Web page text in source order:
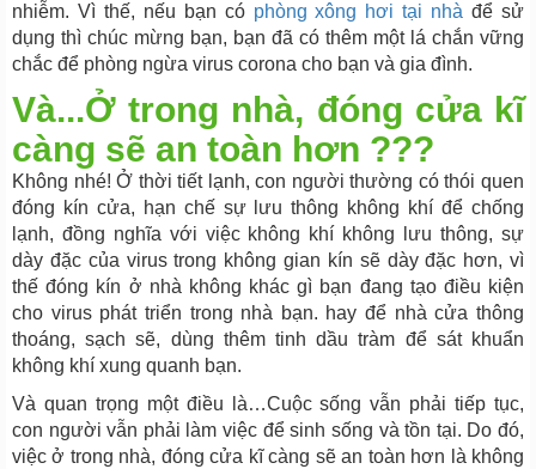
nhiễm. Vì thế, nếu bạn có phòng xông hơi tại nhàđể sử
dụng thì chúc mừng bạn, bạn đã có thêm một lá chắn vững
chắc để phòng ngừa virus corona cho bạn và gia đình.
Và...Ở trong nhà, đóng cửa kĩ
càng sẽ an toàn hơn ???
Không nhé! Ở thời tiết lạnh, con người thường có thói quen
đóng kín cửa, hạn chế sự lưu thông không khí để chống
lạnh, đồng nghĩa với việc không khí không lưu thông, sự
dày đặc của virus trong không gian kín sẽ dày đặc hơn, vì
thế đóng kín ở nhà không khác gì bạn đang tạo điều kiện
cho virus phát triển trong nhà bạn. hay để nhà cửa thông
thoáng, sạch sẽ, dùng thêm tinh dầu tràm để sát khuẩn
không khí xung quanh bạn.
Và quan trọng một điều là…Cuộc sống vẫn phải tiếp tục,
con người vẫn phải làm việc để sinh sống và tồn tại. Do đó,
việc ở trong nhà, đóng cửa kĩ càng sẽ an toàn hơn là không